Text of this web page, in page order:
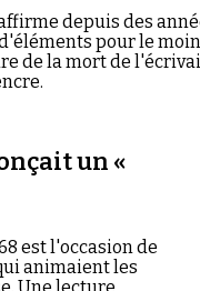
depuis des
pour le
de la mort de
un «
est l'occasion de
animaient les